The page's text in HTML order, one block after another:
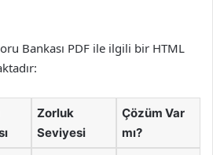
Bankası PDF ile ilgili bir HTML
Zorluk
Seviyesi
Çözüm Var
mı?